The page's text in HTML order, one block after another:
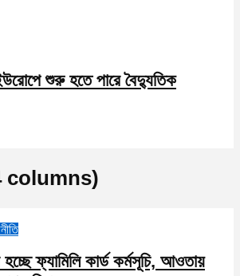
শুরু হতে পারে বৈদ্যুতিক
columns)
ফ্যামিলি কার্ড কর্মসূচি, আওতায়